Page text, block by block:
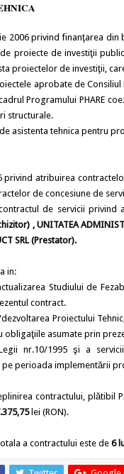
2006 privind finanţarea
proiecte de investiţii
proiectelor de investiţii,
aprobate de
Programului PHARE
structurale.
asistenta tehnica pentru
privind atribuirea
de concesiune de
de servicii privind
, UNITATEA
SRL (Prestator).
in:
Studiului de
contract.
Proiectului
obligaţiile asumate prin
nr.10/1995 şi a
perioada implementării
contractului, plătibil
lei (RON).
a contractului este de6